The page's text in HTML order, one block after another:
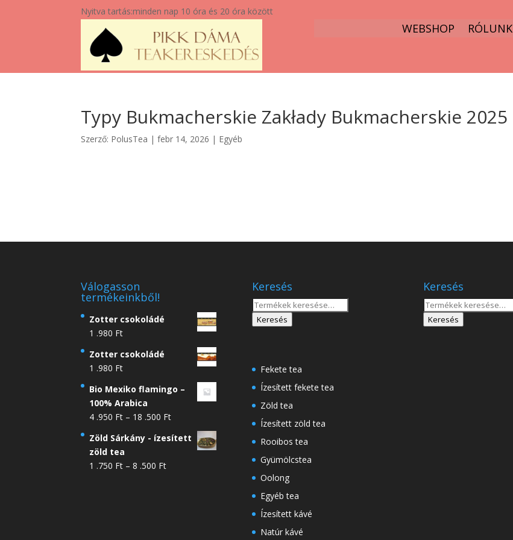
Nyitva tartás:minden nap 10 óra és 20 óra között
WEBSHOP RÓLUNK
Typy Bukmacherskie Zakłady Bukmacherskie 2025
Szerző: PolusTea |febr 14, 2026 | Egyéb
Válogasson
termékeinkből!
Zotter csokoládé
1 .980 Ft
Zotter csokoládé
1 .980 Ft
Bio Mexiko flamingo –
100% Arabica
4 .950 Ft – 18 .500 FtÁrtartomány:
.950 Ft
Zöld Sárkány - ízesített
zöld tea
1 .750 Ft – 8 .500 FtÁrtartomány:
Keresés
Keresés
Keresés
Fekete tea
Ízesített fekete tea
Zöld tea
Ízesített zöld tea
Rooibos tea
Gyümölcstea
Oolong
Egyéb tea
Ízesített kávé
Natúr kávé
Keresés
Keresés
Keresés